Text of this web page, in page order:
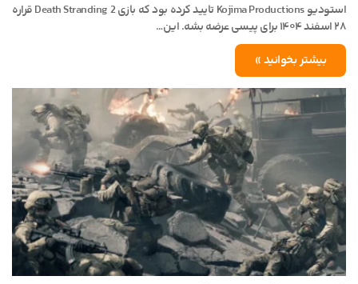
استودیو Kojima Productions تایید کرده بود که بازی Death Stranding 2 قراره
۲۸ اسفند ۱۴۰۴ برای پیسی عرضه بشه. این…
بیشتر بخوانید »